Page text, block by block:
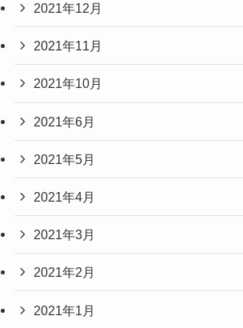
2021年12月
2021年11月
2021年10月
2021年6月
2021年5月
2021年4月
2021年3月
2021年2月
2021年1月